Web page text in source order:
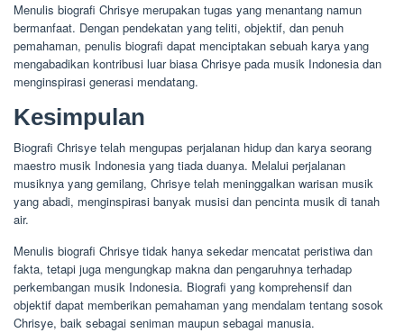
Menulis biografi Chrisye merupakan tugas yang menantang namun
bermanfaat. Dengan pendekatan yang teliti, objektif, dan penuh
pemahaman, penulis biografi dapat menciptakan sebuah karya yang
mengabadikan kontribusi luar biasa Chrisye pada musik Indonesia dan
menginspirasi generasi mendatang.
Kesimpulan
Biografi Chrisye telah mengupas perjalanan hidup dan karya seorang
maestro musik Indonesia yang tiada duanya. Melalui perjalanan
musiknya yang gemilang, Chrisye telah meninggalkan warisan musik
yang abadi, menginspirasi banyak musisi dan pencinta musik di tanah
air.
Menulis biografi Chrisye tidak hanya sekedar mencatat peristiwa dan
fakta, tetapi juga mengungkap makna dan pengaruhnya terhadap
perkembangan musik Indonesia. Biografi yang komprehensif dan
objektif dapat memberikan pemahaman yang mendalam tentang sosok
Chrisye, baik sebagai seniman maupun sebagai manusia.